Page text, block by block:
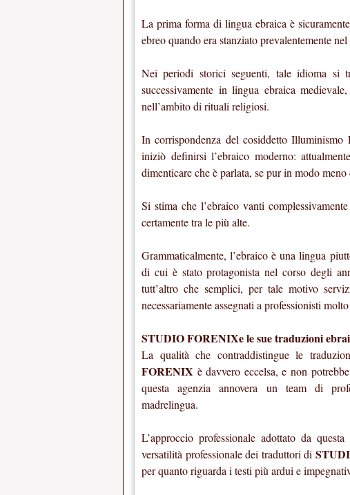
La prima forma di lingua ebraica è
ebreo quando era stanziato prevalentemente
Nei periodi storici seguenti, tale idioma si
successivamente in lingua ebraica
nell’ambito di rituali religiosi.
In corrispondenza del cosiddetto
iniziò definirsi l’ebraico moderno:
dimenticare che è parlata, se pur in modo
Si stima che l’ebraico vanti
certamente tra le più alte.
Grammaticalmente, l’ebraico è una lingua
di cui è stato protagonista nel corso degli
tutt’altro che semplici, per tale motivo
necessariamente assegnati a professionisti
STUDIO FORENIXe le sue traduzioni
La qualità che contraddistingue le
FORENIX è davvero eccelsa, e non
questa agenzia annovera un team di
madrelingua.
L’approccio professionale adottato da
versatilità professionale dei traduttori di
per quanto riguarda i testi più ardui e